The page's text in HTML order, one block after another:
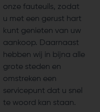
onze fauteuils, zodat
u met een gerust hart
kunt genieten van uw
aankoop. Daarnaast
hebben wij in bijna alle
grote steden en
omstreken een
servicepunt dat u snel
te woord kan staan.